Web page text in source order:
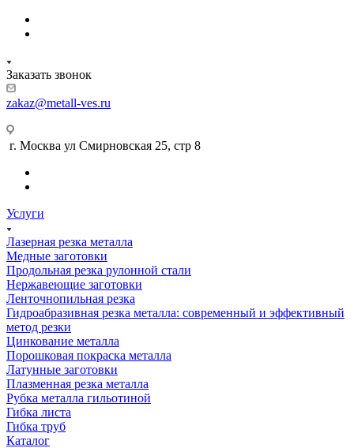
Заказать звонок
zakaz@metall-ves.ru
г. Москва ул Смирновская 25, стр 8
Услуги
Лазерная резка металла
Медные заготовки
Продольная резка рулонной стали
Нержавеющие заготовки
Ленточнопильная резка
Гидроабразивная резка металла: современный и эффективный
метод резки
Цинкование металла
Порошковая покраска металла
Латунные заготовки
Плазменная резка металла
Рубка металла гильотиной
Гибка листа
Гибка труб
Каталог